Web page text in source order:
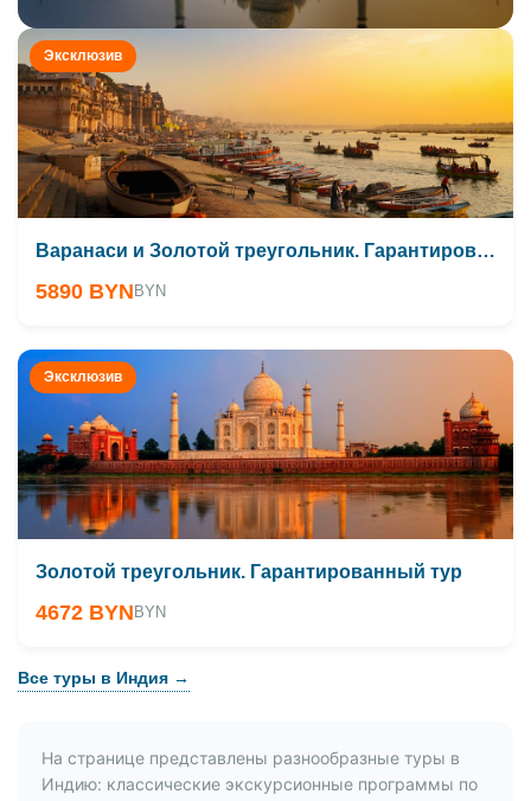
Эксклюзив
Варанаси и Золотой треугольник. Гарантированный тур
5890 BYN BYN
Эксклюзив
Золотой треугольник. Гарантированный тур
4672 BYN BYN
Все туры в Индия →
На странице представлены разнообразные туры в
Индию: классические экскурсионные программы по